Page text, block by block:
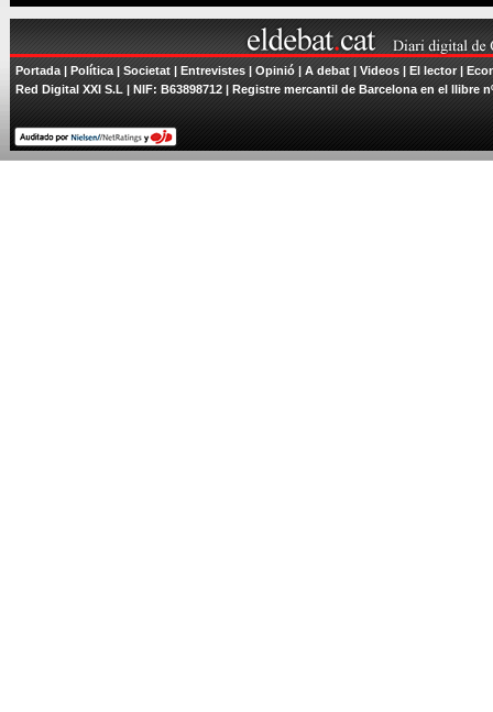
Portada | Política | Societat | Entrevistes | Opinió | A debat | Videos | El lector|
Red Digital XXI S.L | NIF: B63898712 | Registre mercantil de Barcelona en el llibre